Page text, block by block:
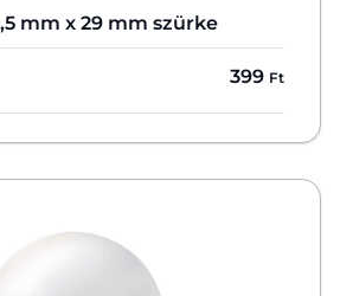
mm x 29 mm szürke
399 Ft